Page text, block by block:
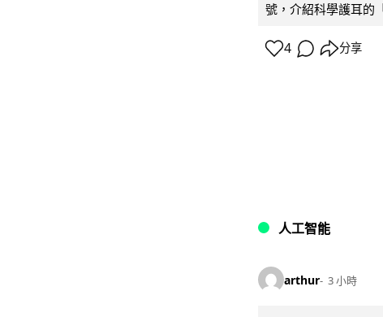
號，介紹科學護耳的
4 分享
人工智能
arthur 3 小時